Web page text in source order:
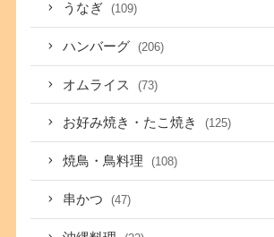
うなぎ (109)
ハンバーグ (206)
オムライス (73)
お好み焼き・たこ焼き (125)
焼鳥・鳥料理 (108)
串かつ (47)